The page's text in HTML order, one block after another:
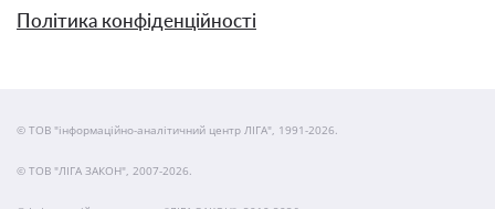
Політика конфіденційності
© ТОВ "інформаційно-аналітичний центр ЛІГА", 1991-2026.
© ТОВ "ЛІГА ЗАКОН", 2007-2026.